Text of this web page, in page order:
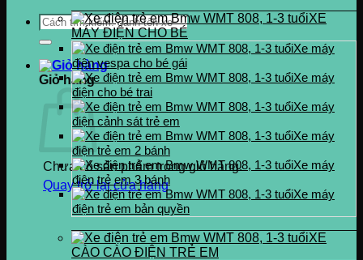
Tìm
kiếm:
Giỏ hàng
Chưa có sản phẩm trong giỏ hàng.
Quay trở lại cửa hàng
XE
MÁY ĐIỆN CHO BÉ
Xe máy
điện vespa cho bé gái
Xe máy
điện cho bé trai
Xe máy
điện cảnh sát trẻ em
Xe máy
điện trẻ em 2 bánh
Xe máy
điện trẻ em 3 bánh
Xe máy
điện trẻ em bản quyền
XE
CÀO CÀO ĐIỆN TRẺ EM